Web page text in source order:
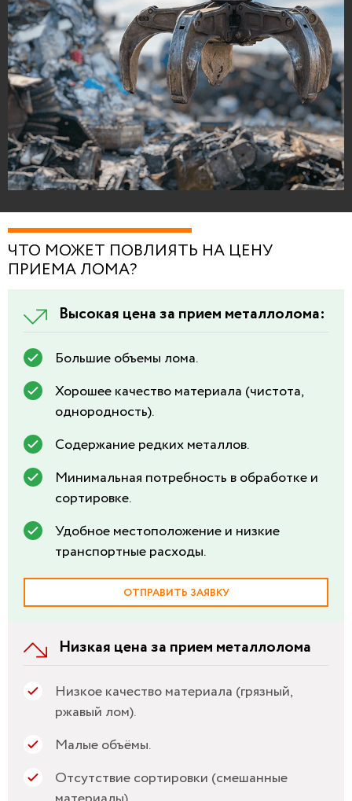
ЧТО МОЖЕТ ПОВЛИЯТЬ НА ЦЕНУ
ПРИЕМА ЛОМА?
Высокая цена за прием металлолома:
Большие объемы лома.
Хорошее качество материала (чистота,
однородность).
Содержание редких металлов.
Минимальная потребность в обработке и
сортировке.
Удобное местоположение и низкие
транспортные расходы.
ОТПРАВИТЬ ЗАЯВКУ
Низкая цена за прием металлолома
Низкое качество материала (грязный,
ржавый лом).
Малые объёмы.
Отсутствие сортировки (смешанные